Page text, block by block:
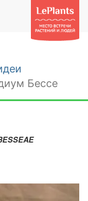
Бессе